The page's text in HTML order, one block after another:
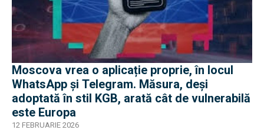
Moscova vrea o aplicație proprie, în locul
WhatsApp și Telegram. Măsura, deși
adoptată în stil KGB, arată cât de vulnerabilă
este Europa
12 FEBRUARIE 2026